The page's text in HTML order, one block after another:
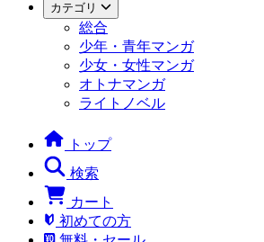
カテゴリ
総合
少年・青年マンガ
少女・女性マンガ
オトナマンガ
ライトノベル
トップ
検索
カート
初めての方